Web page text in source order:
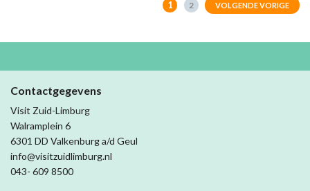
1 2 VOLGENDE VORIGE
Contactgegevens
Visit Zuid-Limburg
Walramplein 6
6301 DD Valkenburg a/d Geul
info@visitzuidlimburg.nl
043- 609 8500